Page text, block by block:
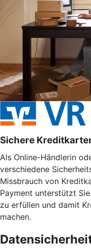
Sichere
Als Online-Händlerin
verschiedene
Missbrauch von
Payment unterstützt
zu erfüllen und damit
machen.